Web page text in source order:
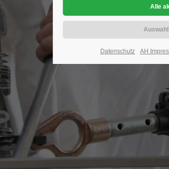
Datenschutz AH